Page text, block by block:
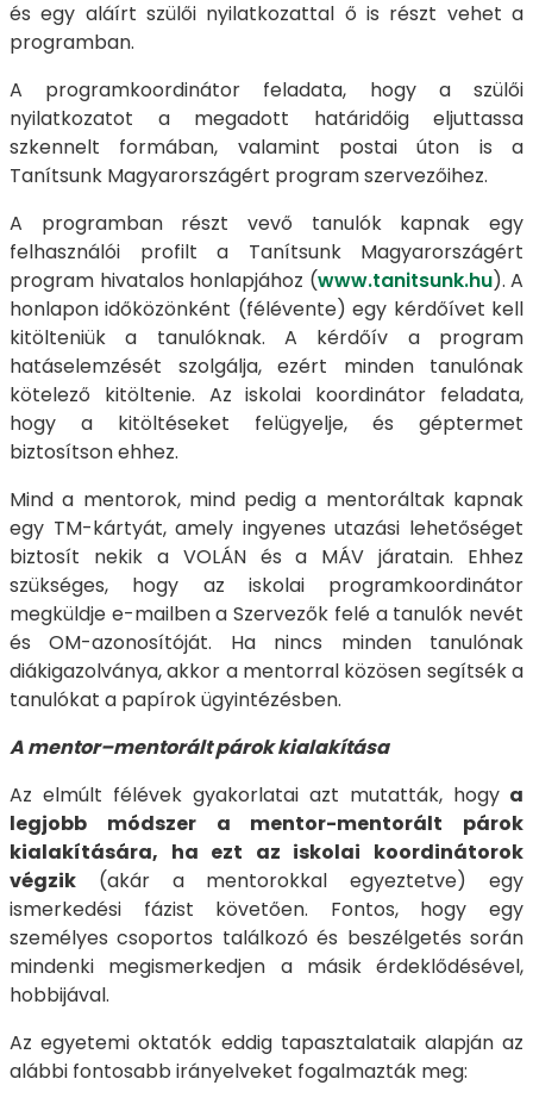
és egy aláírt szülői nyilatkozattal ő is részt vehet a
programban.
A programkoordinátor feladata, hogy a szülői
nyilatkozatot a megadott határidőig eljuttassa
szkennelt formában, valamint postai úton is a
Tanítsunk Magyarországért program szervezőihez.
A programban részt vevő tanulók kapnak egy
felhasználói profilt a Tanítsunk Magyarországért
program hivatalos honlapjához (www.tanitsunk.hu). A
honlapon időközönként (félévente) egy kérdőívet kell
kitölteniük a tanulóknak. A kérdőív a program
hatáselemzését szolgálja, ezért minden tanulónak
kötelező kitöltenie. Az iskolai koordinátor feladata,
hogy a kitöltéseket felügyelje, és géptermet
biztosítson ehhez.
Mind a mentorok, mind pedig a mentoráltak kapnak
egy TM-kártyát, amely ingyenes utazási lehetőséget
biztosít nekik a VOLÁN és a MÁV járatain. Ehhez
szükséges, hogy az iskolai programkoordinátor
megküldje e-mailben a Szervezők felé a tanulók nevét
és OM-azonosítóját. Ha nincs minden tanulónak
diákigazolványa, akkor a mentorral közösen segítsék a
tanulókat a papírok ügyintézésben.
A mentor–mentorált párok kialakítása
Az elmúlt félévek gyakorlatai azt mutatták, hogy a
legjobb módszer a mentor-mentorált párok
kialakítására, ha ezt az iskolai koordinátorok
végzik (akár a mentorokkal egyeztetve) egy
ismerkedési fázist követően. Fontos, hogy egy
személyes csoportos találkozó és beszélgetés során
mindenki megismerkedjen a másik érdeklődésével,
hobbijával.
Az egyetemi oktatók eddig tapasztalataik alapján az
alábbi fontosabb irányelveket fogalmazták meg: